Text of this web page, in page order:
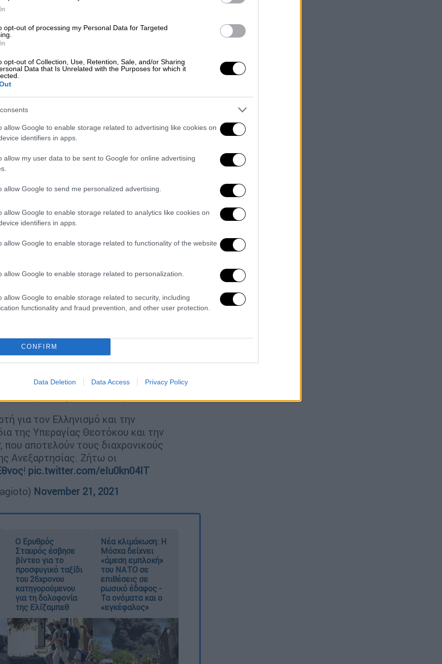
opt-out of processing my Personal Data for Targeted
opt-out of Collection, Use, Retention, Sale, and/or Sharing
Data that Is Unrelated with the Purposes for which it
allow Google to enable storage related to advertising like cookies on
identifiers in apps.
allow my user data to be sent to Google for online advertising
allow Google to send me personalized advertising.
allow Google to enable storage related to analytics like cookies on
identifiers in apps.
allow Google to enable storage related to functionality of the website
allow Google to enable storage related to personalization.
allow Google to enable storage related to security, including
functionality and fraud prevention, and other user protection.
CONFIRM
Data Deletion Data Access Privacy Policy
μέτωπα. Ακούραστοι φρουροί της
της καθημερινής ευημερίας των
μας γεμίζει υπερηφάνεια! Σας
των Ενόπλων Δυνάμεων, ο υπουργός
χρόνια πολλά σε στελέχη και
Εισοδίων της Θεοτόκου. Όπως
Ημέρα των Ενόπλων Δυνάμεων, στο Twitter:
και με την ενότητα του λαού μας η
ακεραιότητα, τα εθνικά της συμφέροντα
Ειρήνης, της Δημοκρατίας και των
μήνυμά του. Στην ανάρτησή του, ο
από τη δική του στρατιωτική
Έφεδρος Αξιωματικός.
για τη σημερινή Ημέρα των
των Εισοδίων της Θεοτόκου
θητεία ως Δόκιμος Έφεδρος
hcArpSgbwX
τον Ελληνισμό και την Ορθοδοξία.
Θεοτόκου και την Ημέρα των
διαχρονικούς προστάτες της
οι #Ένοπλες_Δυνάμεις! Ζήτω το
για τον Ελληνισμό και την
της Υπεραγίας Θεοτόκου και την
, που αποτελούν τους διαχρονικούς
Ανεξαρτησίας. Ζήτω οι
! pic.twitter.com/eIu0kn04IT
November 21, 2021
Ο Ερυθρός
Σταυρός έσβησε
βίντεο για το
προσφυγικό ταξίδι
του 26χρονου
κατηγορούμενου
για τη δολοφονία
της Ελίζαμπεθ
Νέα κλιμάκωση: Η
Μόσχα δείχνει
«άμεση εμπλοκή»
του ΝΑΤΟ σε
επιθέσεις σε
ρωσικό έδαφος -
Τα ονόματα και ο
«εγκέφαλος»